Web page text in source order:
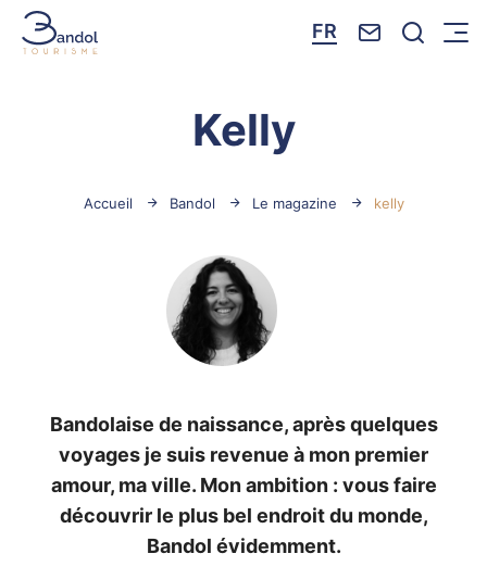
FR Nous Je
Menu
Kelly
Accueil Bandol Le magazine kelly
Bandolaise de naissance, après quelques
voyages je suis revenue à mon premier
amour, ma ville. Mon ambition : vous faire
découvrir le plus bel endroit du monde,
Bandol évidemment.